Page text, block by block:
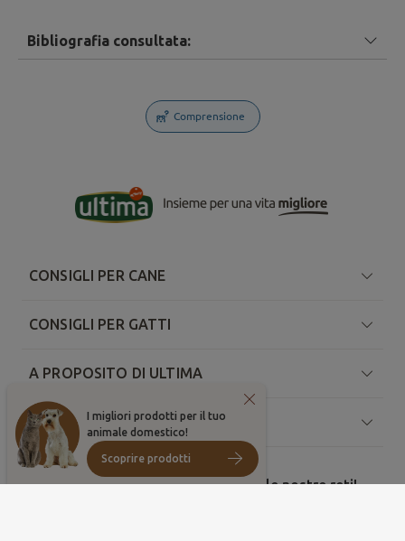
Bibliografia consultata:
Comprensione
I migliori prodotti per il tuo
animale domestico!
Scoprire prodotti
CONSIGLI PER CANE
CONSIGLI PER GATTI
A PROPOSITO DI ULTIMA
RISORSE
Condividi le tue foto migliori sulle nostre reti!